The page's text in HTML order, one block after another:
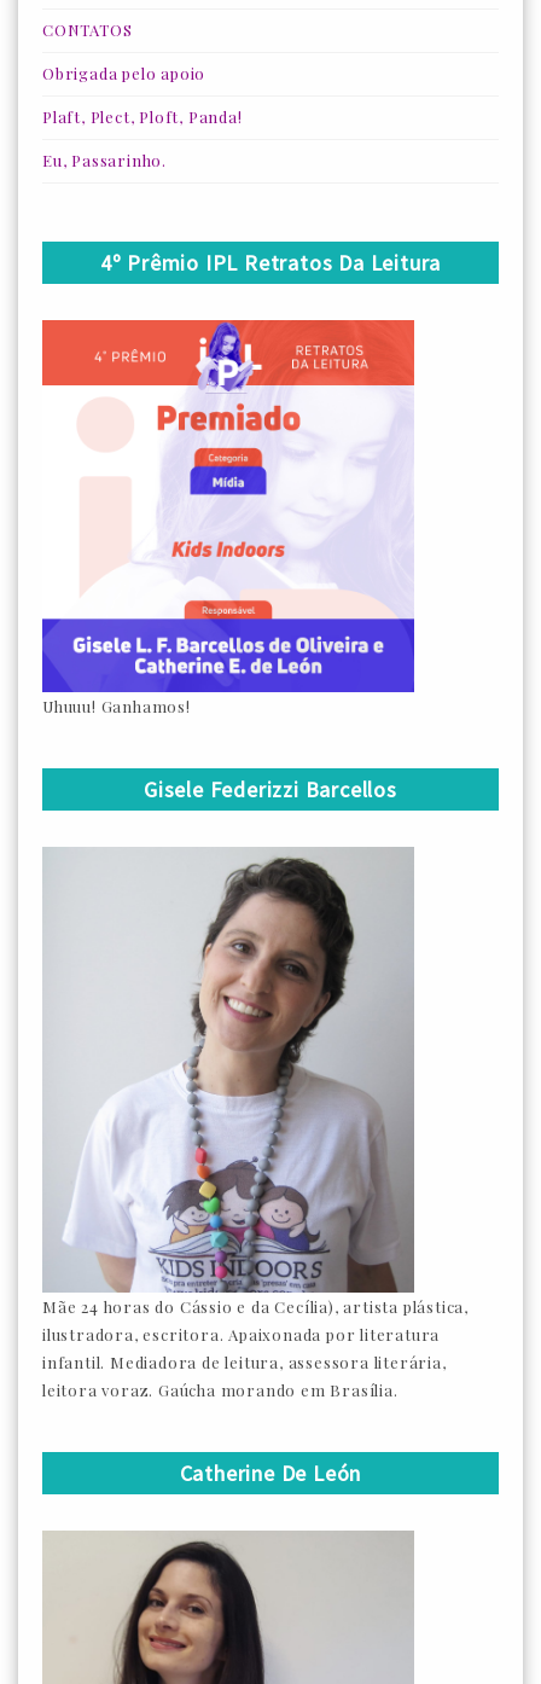
CONTATOS
Obrigada pelo apoio
Plaft, Plect, Ploft, Panda!
Eu, Passarinho.
4º Prêmio IPL Retratos Da Leitura
Uhuuu! Ganhamos!
Gisele Federizzi Barcellos
Mãe 24 horas do Cássio e da Cecília), artista plástica,
ilustradora, escritora. Apaixonada por literatura
infantil. Mediadora de leitura, assessora literária,
leitora voraz. Gaúcha morando em Brasília.
Catherine De León